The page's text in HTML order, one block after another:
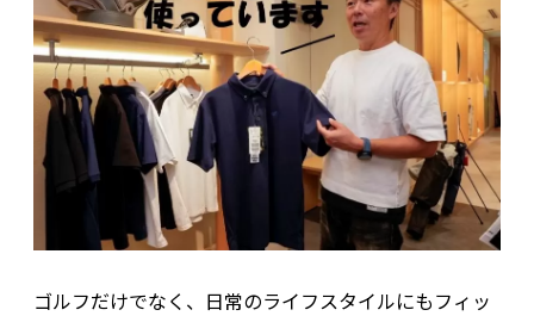
ゴルフだけでなく、日常のライフスタイルにもフィッ